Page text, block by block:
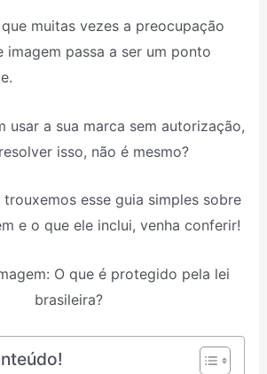
muitas vezes a preocupação
passa a ser um ponto
usar a sua marca sem autorização,
isso, não é mesmo?
trouxemos esse guia simples sobre
e o que ele inclui, venha conferir!